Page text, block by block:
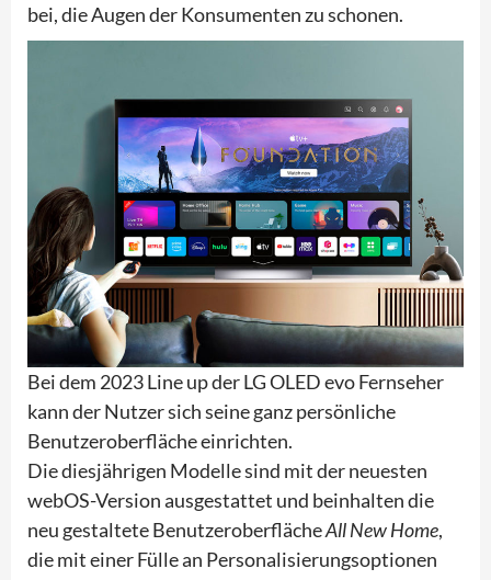
bei, die Augen der Konsumenten zu schonen.
Bei dem 2023 Line up der LG OLED evo Fernseher
kann der Nutzer sich seine ganz persönliche
Benutzeroberfläche einrichten.
Die diesjährigen Modelle sind mit der neuesten
webOS-Version ausgestattet und beinhalten die
neu gestaltete BenutzeroberflächeAll New Home,
die mit einer Fülle an Personalisierungsoptionen